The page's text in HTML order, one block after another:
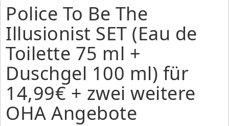
Police To Be The
Illusionist SET (Eau de
Toilette 75 ml +
Duschgel 100 ml) für
14,99€ + zwei weitere
OHA Angebote